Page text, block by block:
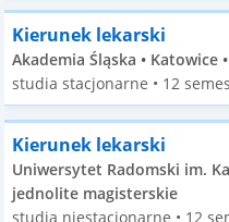
Kierunek lekarski
Akademia Śląska •
studia stacjonarne • 12
Kierunek lekarski
Uniwersytet Radomski im.
jednolite magisterskie
studia niestacjonarne • 12